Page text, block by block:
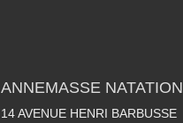
ANNEMASSE NATATION
14 AVENUE HENRI BARBUSSE